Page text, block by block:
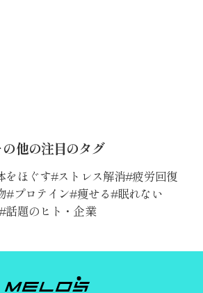
の他の注目のタグ
をほぐす ストレス解消 疲労回復
プロテイン 痩せる 眠れない
話題のヒト・企業